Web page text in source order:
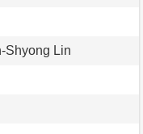
Shyong Lin